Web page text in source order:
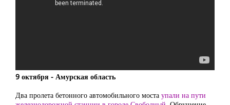
9 октября ‒ Амурская область
Два пролета бетонного автомобильного моста упали на пути